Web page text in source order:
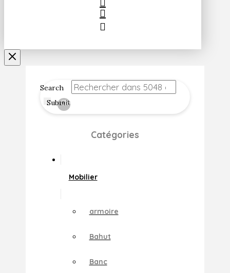
Search
Submit
Clear
Catégories
Mobilier
armoire
Bahut
Banc